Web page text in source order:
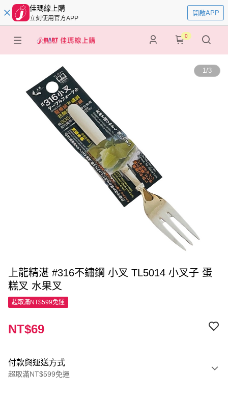
佳瑪線上購
立刻使用官方APP
開啟APP
0
1/3
上龍精湛 #316不鏽鋼 小叉 TL5014 小叉子 蛋
糕叉 水果叉
超取滿NT$599免運
NT$69
付款與運送方式
超取滿NT$599免運